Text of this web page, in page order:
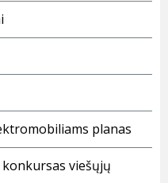
planas
viešųjų